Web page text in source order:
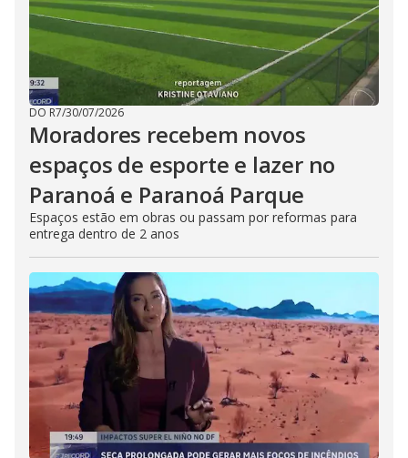
DO R7/30/07/2026
Moradores recebem novos
espaços de esporte e lazer no
Paranoá e Paranoá Parque
Espaços estão em obras ou passam por reformas para
entrega dentro de 2 anos